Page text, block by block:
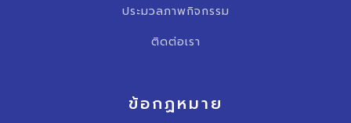
ประมวลภาพกิจกรรม
ติดต่อเรา
ข้อกฏหมาย